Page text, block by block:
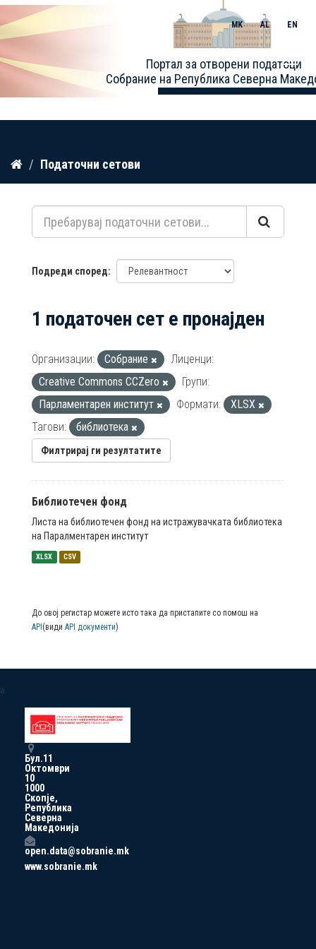
Прескокнете
содржина
Портал за отворени податоци
Собрание на Република Северна
MK AL EN
Toggle
Податочни сетови
Подреди според
1 податочен сет е пронајден
Организации: Собрание
Лиценци:
Creative Commons CCZero
Групи:
Парламентарен институт
Формати:
XLSX
Тагови:
библиотека
Филтрирај ги резултатите
Библиотечен фонд
Листа на библиотечен фонд на истражувачката библиотека
на Паралментарен институт
XLSX CSV
До овој регистар можете исто така да пристапите со помош на
API (види API документи)
a
Бул.11
Октомври
10
1000
Скопје,
Република
Северна
Македонија
open.data@sobranie.mk
www.sobranie.mk